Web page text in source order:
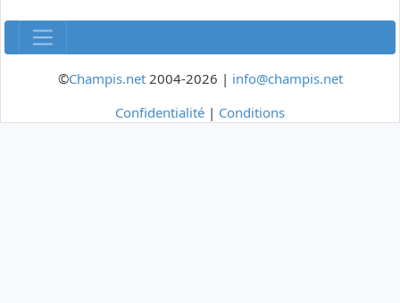
©Champis.net2004-2026 | info@champis.net
Confidentialité | Conditions